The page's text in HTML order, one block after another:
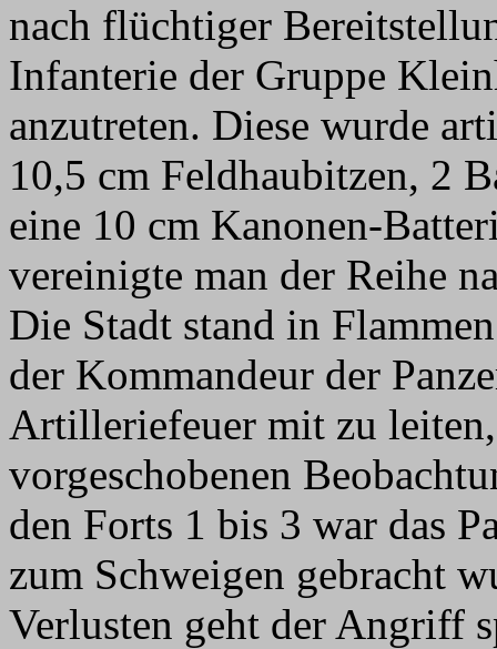
nach flüchtiger
Infanterie der Gruppe
anzutreten. Diese wurde
10,5 cm Feldhaubitzen, 2
eine 10 cm Kanonen-
vereinigte man der Reihe
Die Stadt stand in
der Kommandeur der
Artilleriefeuer mit zu
vorgeschobenen
den Forts 1 bis 3 war das
zum Schweigen gebracht
Verlusten geht der Angriff